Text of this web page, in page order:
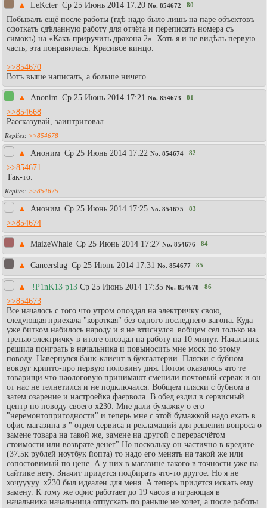
▲ LeKcter Ср 25 Июнь 2014 17:20 No. 854672 80
Побывалъ ещё после работы (гдѣ надо было лишь на паре объектовъ
сфоткать сдѣланную работу для отчёта и переписать номера съ
симокъ) на «Какъ приручить дракона 2». Хоть я и не видѣлъ первую
часть, эта понравилась. Красивое кинцо.
>>854670
Вотъ выше написалъ, а больше ничего.
▲ Anonim Ср 25 Июнь 2014 17:21 No. 854673 81
>>854668
Рассказувай, заинтриговал.
>>854678
▲ Аноним Ср 25 Июнь 2014 17:22 No. 854674 82
>>854671
Так-то.
>>854675
▲ Аноним Ср 25 Июнь 2014 17:25 No. 854675 83
>>854674
▲ MaizeWhale Ср 25 Июнь 2014 17:27 No. 854676 84
▲ Cancerslug Ср 25 Июнь 2014 17:31 No. 854677 85
▲ !P1nK13 p13 Ср 25 Июнь 2014 17:35 No. 854678 86
>>854673
Все началось с того что утром опоздал на электричку свою,
следующая приехала "короткая" без одного последнего вагона. Куда
уже битком набилось народу и я не втиснулся. вобщем сел только на
третью электричку в итоге опоздал на работу на 10 минут. Начальник
решила поиграть в начальника и повыносить мне моск по этому
поводу. Навернулся банк-клиент в бухгалтерии. Пляски с бубном
вокруг крипто-про первую половину дня. Потом оказалось что те
товарищи что наологовую принимают сменили почтовый сервак и он
от нас не телнетился и не подключался. Вобщем пляски с бубном а
затем озарение и настроейка фаервола. В обед ездил в сервисный
центр по поводу своего x230. Мне дали бумажку о его
"неремонтопригодности" и теперь мне с этой бумажкой надо ехать в
офис магазина в " отдел сервиса и рекламаций для решения вопроса о
замене товара на такой же, замене на другой с перерасчётом
стоимости или возврате денег" Но поскольку он частично в кредите
(37.5к рублей ноутбук йопта) то надо его менять на такой же или
сопостовимый по цене. А у них в магазине такого в точности уже на
сайтике нету. Значит придется подбирать что-то другое. Но я не
хочууууу. x230 был идеален для меня. А теперь придется искать ему
замену. К тому же офис работает до 19 часов а играющая в
начальника начальница отпускать по раньше не хочет, а после работы